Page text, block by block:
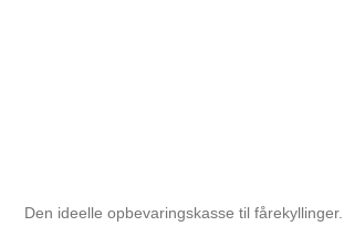
Den ideelle opbevaringskasse til fårekyllinger.